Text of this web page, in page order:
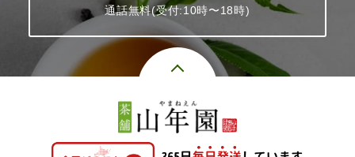
通話無料(受付:10時〜18時)